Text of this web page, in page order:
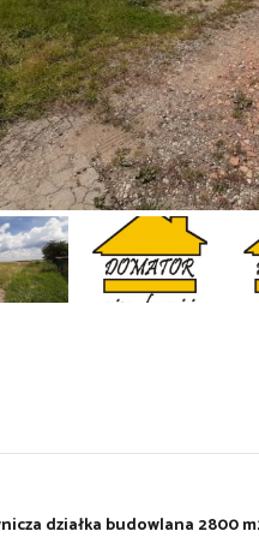
działka budowlana 2800